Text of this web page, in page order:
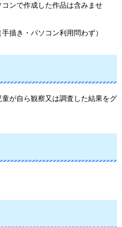
ンで作成した作品は含みませ
描き・パソコン利用問わず）
が自ら観察又は調査した結果をグ